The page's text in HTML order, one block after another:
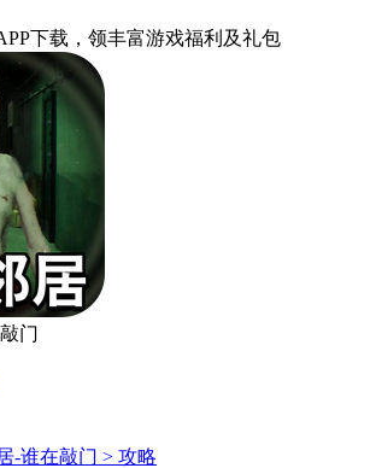
下载 ，领丰富游戏福利 及礼包
门
-谁在敲门 > 攻略